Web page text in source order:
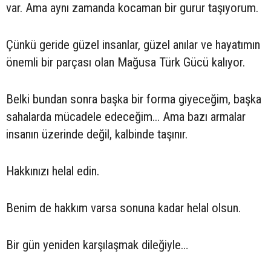
var. Ama aynı zamanda kocaman bir gurur taşıyorum.
Çünkü geride güzel insanlar, güzel anılar ve hayatımın
önemli bir parçası olan Mağusa Türk Gücü kalıyor.
Belki bundan sonra başka bir forma giyeceğim, başka
sahalarda mücadele edeceğim… Ama bazı armalar
insanın üzerinde değil, kalbinde taşınır.
Hakkınızı helal edin.
Benim de hakkım varsa sonuna kadar helal olsun.
Bir gün yeniden karşılaşmak dileğiyle…